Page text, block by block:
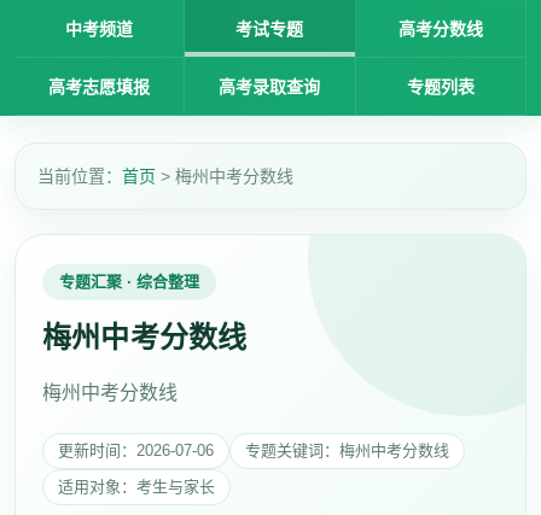
中考频道 考试专题 高考分数线
高考志愿填报 高考录取查询 专题列表
当前位置： 首页 > 梅州中考分数线
专题汇聚 · 综合整理
梅州中考分数线
梅州中考分数线
更新时间：2026-07-06
专题关键词：梅州中考分数线
适用对象：考生与家长